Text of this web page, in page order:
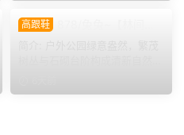
高跟鞋